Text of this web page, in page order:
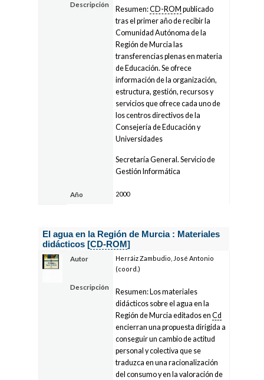
Descripción
Resumen:CD-ROM publicado
tras el primer año de recibir la
Comunidad Autónoma de la
Región de Murcia las
transferencias plenas en materia
de Educación. Se ofrece
información de la organización,
estructura, gestión, recursos y
servicios que ofrece cada uno de
los centros directivos de la
Consejería de Educación y
Universidades
Secretaría General. Servicio de
Gestión Informática
Año 2000
El agua en la Región de Murcia : Materiales
didácticos [CD-ROM]
Autor
Herráiz Zambudio, José Antonio
(coord.)
Descripción
Resumen: Los materiales
didácticos sobre el agua en la
Región de Murcia editados enCd
encierran una propuesta dirigida a
conseguir un cambio de actitud
personal y colectiva que se
traduzca en una racionalización
del consumo y en la valoración de